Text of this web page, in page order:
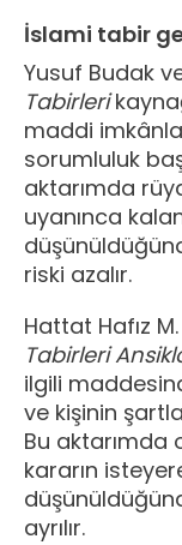
İslami tabir
Yusuf Budak ve
Tabirleri
maddi
sorumluluk
aktarımda
uyanınca
riski azalır.
Hattat Hafız
Tabirleri
ilgili
ve kişinin
Bu aktarımda
kararın
ayrılır.